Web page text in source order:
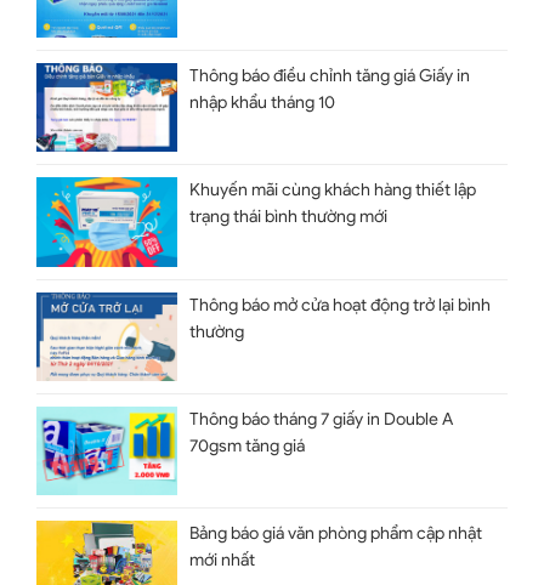
Thông báo điều chỉnh tăng giá Giấy in
nhập khẩu tháng 10
Khuyến mãi cùng khách hàng thiết lập
trạng thái bình thường mới
Thông báo mở cửa hoạt động trở lại bình
thường
Thông báo tháng 7 giấy in Double A
70gsm tăng giá
Bảng báo giá văn phòng phẩm cập nhật
mới nhất